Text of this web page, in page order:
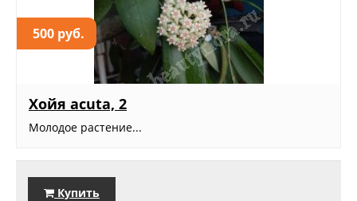
500 руб.
Хойя acuta, 2
Молодое растение...
Купить